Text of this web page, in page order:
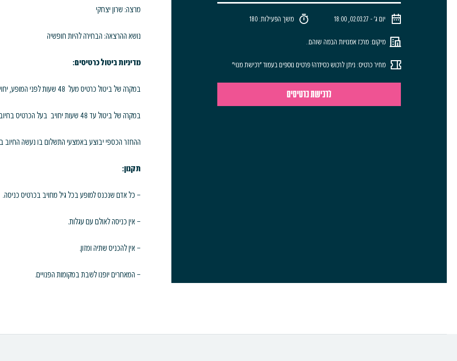
יום ג׳ - 02.03.27, 18:00 משך הפעילות: 180
מיקום: מרכז אמנויות הבמה שוהם..
מחיר כרטיס: ניתן לרכוש כסידרה! פרטים נוספים בעמוד "רכישת מנוי"
לרכישת כרטיסים
מרצה: שרון יצחקי
נושא ההרצאה: הבחירה להיות חופשיה
מדיניות ביטול כרטיסים:
במקרה של ביטול כרטיס מעל 48 שעות לפני המופע, יחויב בעל הכרטיס בדמי ביטול בסך 5% ממחיר הכרטיס
במקרה של ביטול עד 48 שעות יחויב בעל הכרטיס בחיוב מלא
ההחזר הכספי יבוצע באמצעי התשלום בו נעשה החיוב
תקנון:
– כל אדם שנכנס למופע בכל גיל מחויב בכרטיס כניסה.
– אין כניסה לאולם עם עגלות.
– אין להכניס שתיה ומזון.
– המאחרים יופנו לשבת במקומות הפנויים.